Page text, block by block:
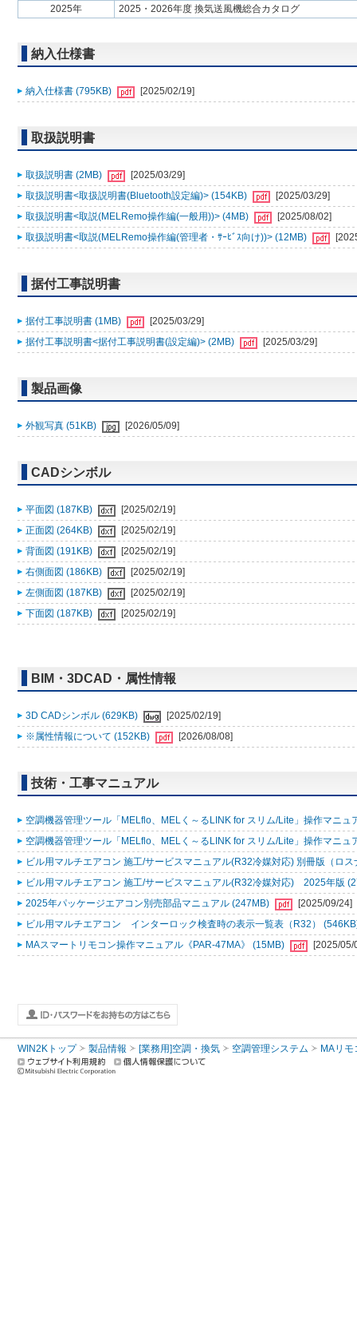
2025年
2025・2026年度 換気送風機総合カタログ
納入仕様書
納入仕様書 (795KB) [2025/02/19]
取扱説明書
取扱説明書 (2MB)
[2025/03/29]
取扱説明書<取扱説明書(Bluetooth設定編)> (154KB)
[2025/03/29]
取扱説明書<取説(MELRemo操作編(一般用))> (4MB)
[2025/08/02]
取扱説明書<取説(MELRemo操作編(管理者・ｻｰﾋﾞｽ向け))> (12MB)
据付工事説明書
据付工事説明書 (1MB)
[2025/03/29]
据付工事説明書<据付工事説明書(設定編)> (2MB)
[2025/03/29]
製品画像
外観写真 (51KB) [2026/05/09]
CADシンボル
平面図 (187KB)
[2025/02/19]
正面図 (264KB)
[2025/02/19]
背面図 (191KB)
[2025/02/19]
右側面図 (186KB)
[2025/02/19]
左側面図 (187KB)
[2025/02/19]
下面図 (187KB)
[2025/02/19]
BIM・3DCAD・属性情報
3D CADシンボル (629KB)
[2025/02/19]
※属性情報について (152KB)
[2026/08/08]
技術・工事マニュアル
空調機器管理ツール「MELflo、MELく～るLINK for スリム/Lite」操作マニュ
空調機器管理ツール「MELflo、MELく～るLINK for スリム/Lite」操作マニュ
ビル用マルチエアコン 施工/サービスマニュアル(R32冷媒対応) 別冊版（ロ
ビル用マルチエアコン 施工/サービスマニュアル(R32冷媒対応) 2025年版
2025年パッケージエアコン別売部品マニュアル (247MB)
[2025/09/24]
ビル用マルチエアコン インターロック検査時の表示一覧表（R32）
MAスマートリモコン操作マニュアル《PAR-47MA》 (15MB)
[2025/05/
WIN2Kトップ 製品情報 [業務用]空調・換気 空調管理システム MAリモ